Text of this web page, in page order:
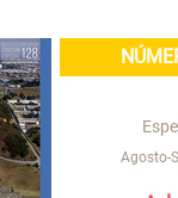
Agosto-